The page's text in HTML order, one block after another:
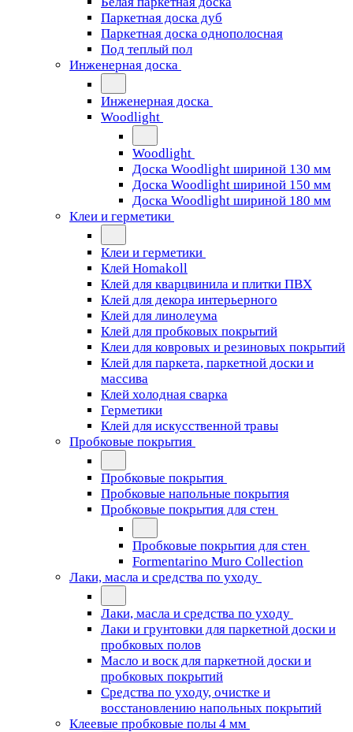
Паркетная доска дуб
Паркетная доска однополосная
Под теплый пол
Инженерная доска
Инженерная доска
Woodlight
Woodlight
Доска Woodlight шириной 130 мм
Доска Woodlight шириной 150 мм
Доска Woodlight шириной 180 мм
Клеи и герметики
Клеи и герметики
Клей Homakoll
Клей для кварцвинила и плитки ПВХ
Клей для декора интерьерного
Клей для линолеума
Клей для пробковых покрытий
Клеи для ковровых и резиновых покрытий
Клей для паркета, паркетной доски и
массива
Клей холодная сварка
Герметики
Клей для искусственной травы
Пробковые покрытия
Пробковые покрытия
Пробковые напольные покрытия
Пробковые покрытия для стен
Пробковые покрытия для стен
Formentarino Muro Collection
Лаки, масла и средства по уходу
Лаки, масла и средства по уходу
Лаки и грунтовки для паркетной доски и
пробковых полов
Масло и воск для паркетной доски и
пробковых покрытий
Средства по уходу, очистке и
восстановлению напольных покрытий
Клеевые пробковые полы 4 мм